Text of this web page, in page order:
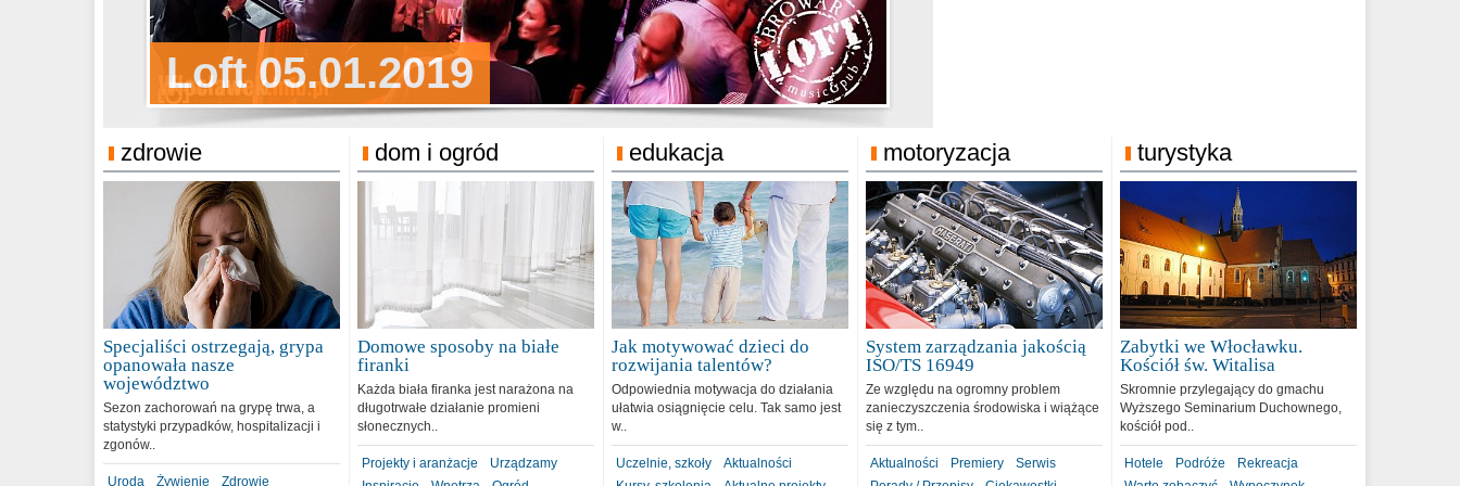
Loft 05.01.2019
Sylwester Podgrodzie 31.12.2018
Sylwester Pensjonat Michelin
31.12.2018
zdrowie
Specjaliści ostrzegają, grypa
opanowała nasze
województwo
Sezon zachorowań na grypę trwa, a
statystyki przypadków, hospitalizacji i
zgonów..
Uroda Żywienie Zdrowie
dom i ogród
Domowe sposoby na białe
firanki
Każda biała firanka jest narażona na
długotrwałe działanie promieni
słonecznych..
Projekty i aranżacje
Urządzamy
edukacja
Jak motywować dzieci do
rozwijania talentów?
Odpowiednia motywacja do działania
ułatwia osiągnięcie celu. Tak samo jest
w..
Uczelnie, szkoły
Aktualności
motoryzacja
System zarządzania jakością
ISO/TS 16949
Ze względu na ogromny problem
zanieczyszczenia środowiska i wiążące
się z tym..
Aktualności Premiery
Serwis
turystyka
Zabytki we Włocławku.
Kościół św. Witalisa
Skromnie przylegający do gmachu
Wyższego Seminarium Duchownego,
kościół pod..
Hotele Podróże
Rekreacja